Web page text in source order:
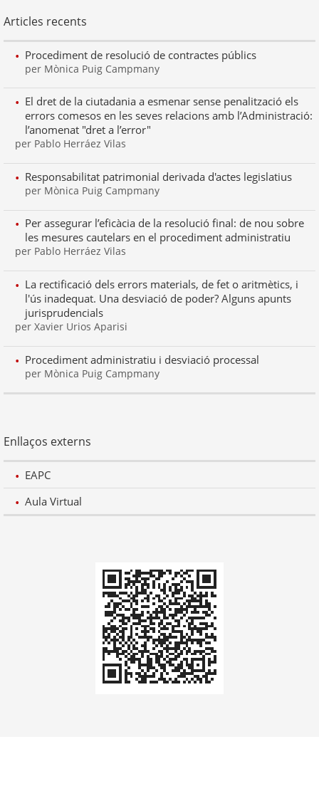
Articles recents
Procediment de resolució de contractes públics
per Mònica Puig Campmany
El dret de la ciutadania a esmenar sense penalització els
errors comesos en les seves relacions amb l’Administració:
l’anomenat "dret a l’error"
per Pablo Herráez Vilas
Responsabilitat patrimonial derivada d'actes legislatius
per Mònica Puig Campmany
Per assegurar l’eficàcia de la resolució final: de nou sobre
les mesures cautelars en el procediment administratiu
per Pablo Herráez Vilas
La rectificació dels errors materials, de fet o aritmètics, i
l'ús inadequat. Una desviació de poder? Alguns apunts
jurisprudencials
per Xavier Urios Aparisi
Procediment administratiu i desviació processal
per Mònica Puig Campmany
Enllaços externs
EAPC
Aula Virtual